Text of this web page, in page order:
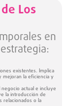
Los
en
existentes. Implica
la eficiencia y
actual e incluye
la introducción de
relacionados o la